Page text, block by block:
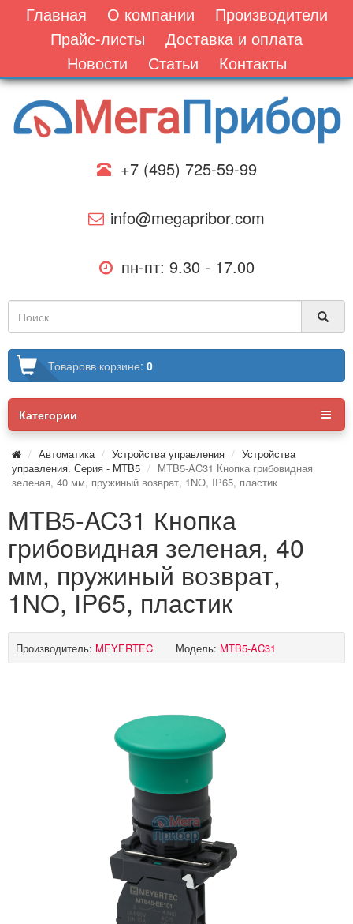
Главная О компании
Производители
Прайс-листы
Доставка и оплата
Новости
Статьи Контакты
+7 (495) 725-59-99
info@megapribor.com
пн-пт: 9.30 - 17.00
Товаровв корзине: 0
Категории
Автоматика Устройства управления
Устройства
управления. Серия - MTB5
MTB5-AC31 Кнопка грибовидная
зеленая, 40 мм, пружиный возврат, 1NO, IP65, пластик
MTB5-AC31 Кнопка
грибовидная зеленая, 40
мм, пружиный возврат,
1NO, IP65, пластик
Производитель: MEYERTEC Модель: MTB5-AC31